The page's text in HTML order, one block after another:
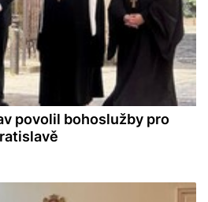
povolil bohoslužby pro